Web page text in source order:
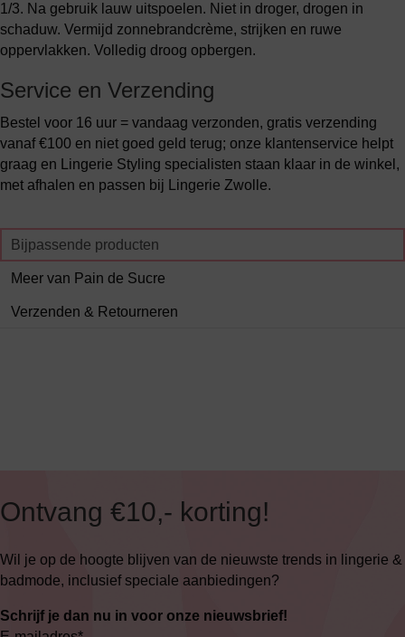
1/3. Na gebruik lauw uitspoelen. Niet in droger, drogen in
schaduw. Vermijd zonnebrandcrème, strijken en ruwe
oppervlakken. Volledig droog opbergen.
Service en Verzending
Bestel voor 16 uur = vandaag verzonden, gratis verzending
vanaf €100 en niet goed geld terug; onze klantenservice helpt
graag en Lingerie Styling specialisten staan klaar in de winkel,
met afhalen en passen bij Lingerie Zwolle.
Bijpassende producten
Meer van Pain de Sucre
Verzenden & Retourneren
Ontvang €10,- korting!
Wil je op de hoogte blijven van de nieuwste trends in lingerie &
badmode, inclusief speciale aanbiedingen?
Schrijf je dan nu in voor onze nieuwsbrief!